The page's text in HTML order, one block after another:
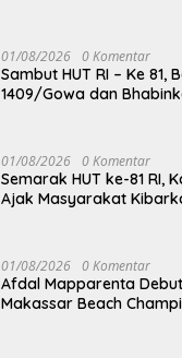
Baddo
01/08/2026 0 Komentar
Sambut HUT RI – Ke 81,
1409/Gowa dan
01/08/2026 0 Komentar
Semarak HUT ke-81 RI,
Ajak Masyarakat
01/08/2026 0 Komentar
Afdal Mapparenta
Makassar Beach